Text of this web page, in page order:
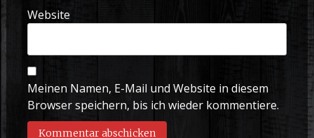
Website
Meinen Namen, E-Mail und Website in diesem
Browser speichern, bis ich wieder kommentiere.